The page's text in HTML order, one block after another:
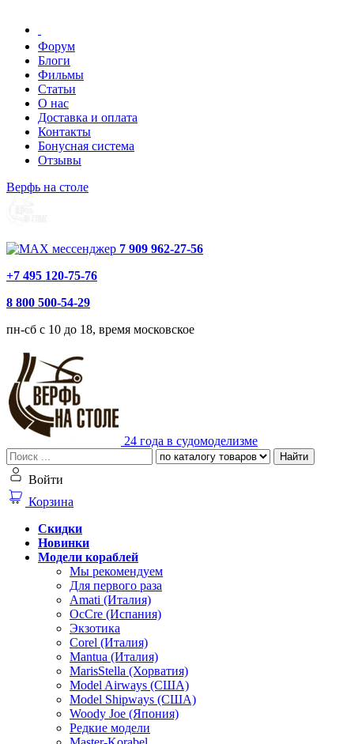
Форум
Блоги
Фильмы
Статьи
О нас
Доставка и оплата
Контакты
Бонусная система
Отзывы
Верфь на столе
7 909 962-27-56
+7 495 120-75-76
8 800 500-54-29
пн-сб с 10 до 18, время московское
24 года в судомоделизме
Найти
Войти
Корзина
Скидки
Новинки
Модели кораблей
Мы рекомендуем
Для первого раза
Amati (Италия)
OcCre (Испания)
Экзотика
Corel (Италия)
Mantua (Италия)
MarisStella (Хорватия)
Model Airways (США)
Model Shipways (США)
Woody Joe (Япония)
Редкие модели